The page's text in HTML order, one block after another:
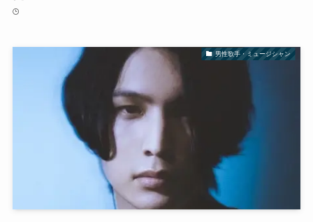
男性歌手・ミュージシャン